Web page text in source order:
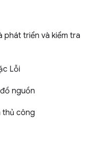
phát triển và kiểm tra
Lỗi
nguồn
thủ công